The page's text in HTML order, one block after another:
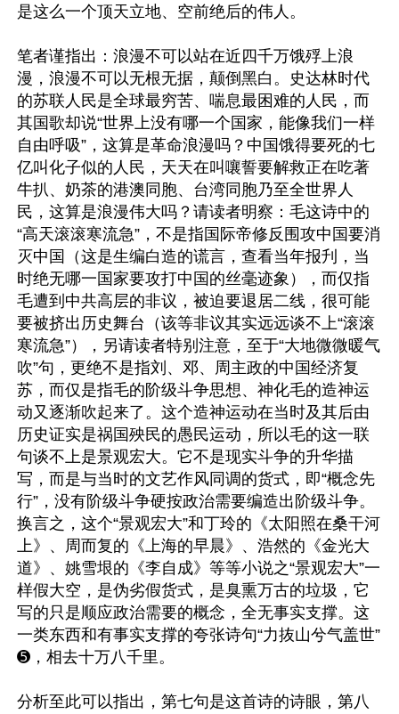
是这么一个顶天立地、空前绝后的伟人。
笔者谨指出：浪漫不可以站在近四千万饿殍上浪
漫，浪漫不可以无根无据，颠倒黑白。史达林时代
的苏联人民是全球最穷苦、喘息最困难的人民，而
其国歌却说“世界上没有哪一个国家，能像我们一样
自由呼吸”，这算是革命浪漫吗？中国饿得要死的七
亿叫化子似的人民，天天在叫嚷誓要解救正在吃著
牛扒、奶茶的港澳同胞、台湾同胞乃至全世界人
民，这算是浪漫伟大吗？请读者明察：毛这诗中的
“高天滚滚寒流急”，不是指国际帝修反围攻中国要消
灭中国（这是生编白造的谎言，查看当年报刋，当
时绝无哪一国家要攻打中国的丝毫迹象），而仅指
毛遭到中共高层的非议，被迫要退居二线，很可能
要被挤出历史舞台（该等非议其实远远谈不上“滚滚
寒流急”），另请读者特别注意，至于“大地微微暖气
吹”句，更绝不是指刘、邓、周主政的中国经济复
苏，而仅是指毛的阶级斗争思想、神化毛的造神运
动又逐渐吹起来了。这个造神运动在当时及其后由
历史证实是祸国殃民的愚民运动，所以毛的这一联
句谈不上是景观宏大。它不是现实斗争的升华描
写，而是与当时的文艺作风同调的货式，即“概念先
行”，没有阶级斗争硬按政治需要编造出阶级斗争。
换言之，这个“景观宏大”和丁玲的《太阳照在桑干河
上》、周而复的《上海的早晨》、浩然的《金光大
道》、姚雪垠的《李自成》等等小说之“景观宏大”一
样假大空，是伪劣假货式，是臭熏万古的垃圾，它
写的只是顺应政治需要的概念，全无事实支撑。这
一类东西和有事实支撑的夸张诗句“力抜山兮气盖世”
➎，相去十万八千里。
分析至此可以指出，第七句是这首诗的诗眼，第八